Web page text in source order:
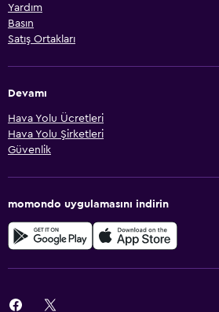
Yardım
Basın
Satış Ortakları
Devamı
Hava Yolu Ücretleri
Hava Yolu Şirketleri
Güvenlik
momondo uygulamasını indirin